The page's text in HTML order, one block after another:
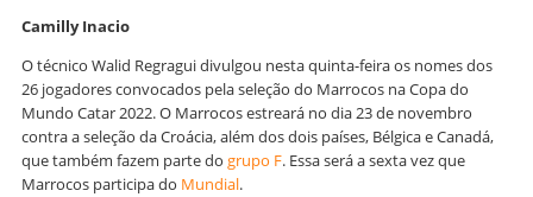
Camilly Inacio
O técnico Walid Regragui divulgou nesta quinta-feira os nomes dos
26 jogadores convocados pela seleção do Marrocos na Copa do
Mundo Catar 2022. O Marrocos estreará no dia 23 de novembro
contra a seleção da Croácia, além dos dois países, Bélgica e Canadá,
que também fazem parte do grupo F. Essa será a sexta vez que
Marrocos participa do Mundial.